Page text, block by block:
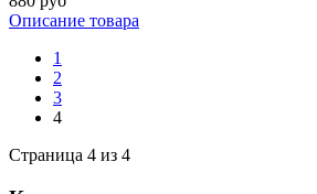
Описание товара
1
2
3
4
Страница 4 из 4